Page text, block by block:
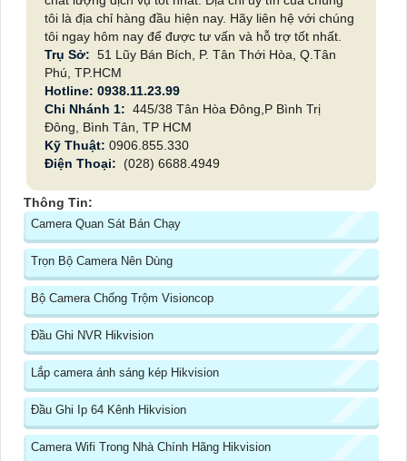
tôi là địa chỉ hàng đầu hiện nay. Hãy liên hệ với chúng
tôi ngay hôm nay để được tư vấn và hỗ trợ tốt nhất.
Trụ Sở: 51 Lũy Bán Bích, P. Tân Thới Hòa, Q.Tân
Phú, TP.HCM
Hotline: 0938.11.23.99
Chi Nhánh 1: 445/38 Tân Hòa Đông,P Bình Trị
Đông, Bình Tân, TP HCM
Kỹ Thuật: 0906.855.330
Điện Thoại:
(028) 6688.4949
Thông Tin:
Camera Quan Sát Bán Chạy
Trọn Bộ Camera Nên Dùng
Bộ Camera Chống Trộm Visioncop
Đầu Ghi NVR Hikvision
Lắp camera ánh sáng kép Hikvision
Đầu Ghi Ip 64 Kênh Hikvision
Camera Wifi Trong Nhà Chính Hãng Hikvision